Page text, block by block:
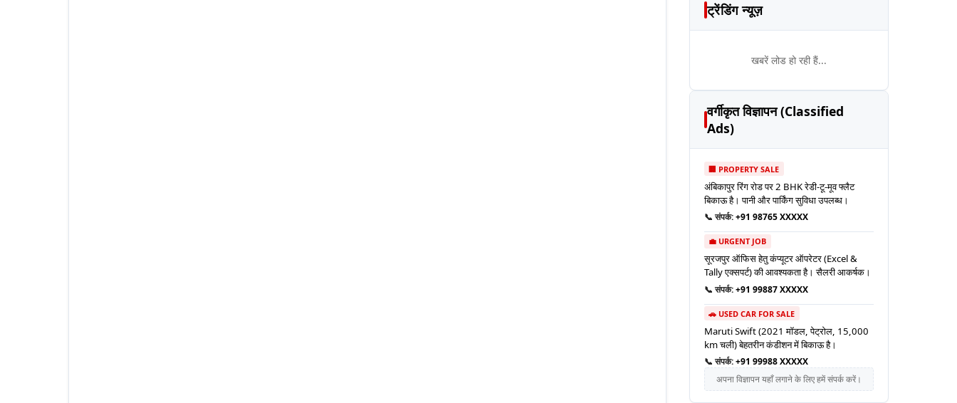
ट्रेंडिंग न्यूज़
खबरें लोड हो रही हैं...
वर्गीकृत विज्ञापन (Classified
Ads)
🏢 PROPERTY SALE
अंबिकापुर रिंग रोड पर 2 BHK रेडी-टू-मूव फ्लैट
बिकाऊ है। पानी और पार्किंग सुविधा उपलब्ध।
📞 संपर्क:+91 98765 XXXXX
💼 URGENT JOB
सूरजपुर ऑफिस हेतु कंप्यूटर ऑपरेटर (Excel &
Tally एक्सपर्ट) की आवश्यकता है। सैलरी आकर्षक।
📞 संपर्क:+91 99887 XXXXX
🚗 USED CAR FOR SALE
Maruti Swift (2021 मॉडल, पेट्रोल, 15,000
km चली) बेहतरीन कंडीशन में बिकाऊ है।
📞 संपर्क:+91 99988 XXXXX
अपना विज्ञापन यहाँ लगाने के लिए हमें संपर्क करें।